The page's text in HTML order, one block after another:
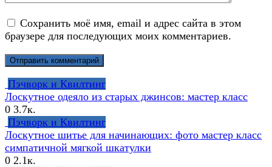
Сохранить моё имя, email и адрес сайта в этом
браузере для последующих моих комментариев.
Пэчворк и Квилтинг
Лоскутное одеяло из старых джинсов: мастер класс
0 3.7к.
Пэчворк и Квилтинг
Лоскутное шитье для начинающих: фото мастер класс
симпатичной мягкой шкатулки
0 2.1к.